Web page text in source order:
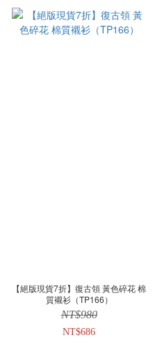
【絕版現貨7折】復古領 黃色碎花 棉
質襯衫（TP166）
NT$980
NT$686